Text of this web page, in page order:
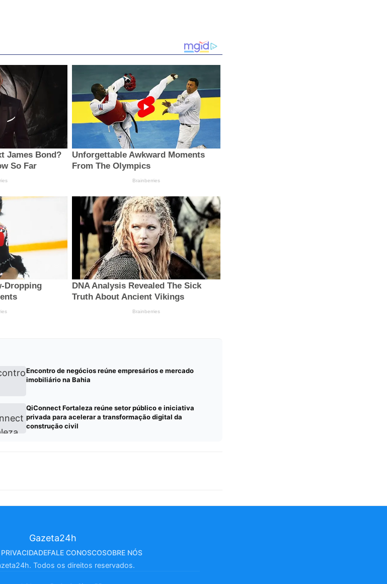
Encontro de negócios reúne empresários e mercado
imobiliário na Bahia
QiConnect Fortaleza reúne setor público e iniciativa
privada para acelerar a transformação digital da
construção civil
FALE CONOSCOSOBRE NÓS
Todos os direitos reservados.